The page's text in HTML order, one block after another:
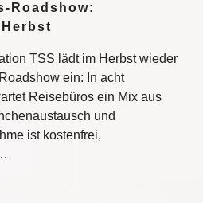
Roadshow:
TSS lädt im Herbst wieder
ein: In acht
Reisebüros ein Mix aus
und
ist kostenfrei,